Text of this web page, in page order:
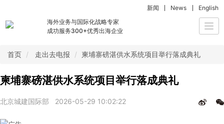
海外业务与国际化战略专家
成功服务300+优秀出海企业
新闻 News English
首页 走出去电报 柬埔寨磅湛供水系统项目举行落成典礼
柬埔寨磅湛供水系统项目举行落成典礼
北京城建国际部 2026-05-29 10:02:22